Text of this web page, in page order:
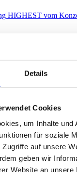
Details
Cookies
um Inhalte und
für soziale
auf unsere
geben wir
Website an unsere
2 Credit Points